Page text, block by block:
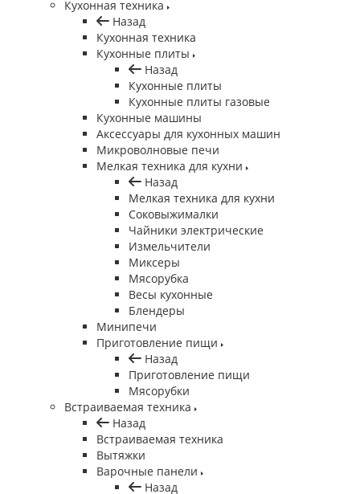
Кухонная техника
Назад
Кухонная техника
Кухонные плиты
Назад
Кухонные плиты
Кухонные плиты газовые
Кухонные машины
Аксессуары для кухонных машин
Микроволновые печи
Мелкая техника для кухни
Назад
Мелкая техника для кухни
Соковыжималки
Чайники электрические
Измельчители
Миксеры
Мясорубка
Весы кухонные
Блендеры
Минипечи
Приготовление пищи
Назад
Приготовление пищи
Мясорубки
Встраиваемая техника
Назад
Встраиваемая техника
Вытяжки
Варочные панели
Назад